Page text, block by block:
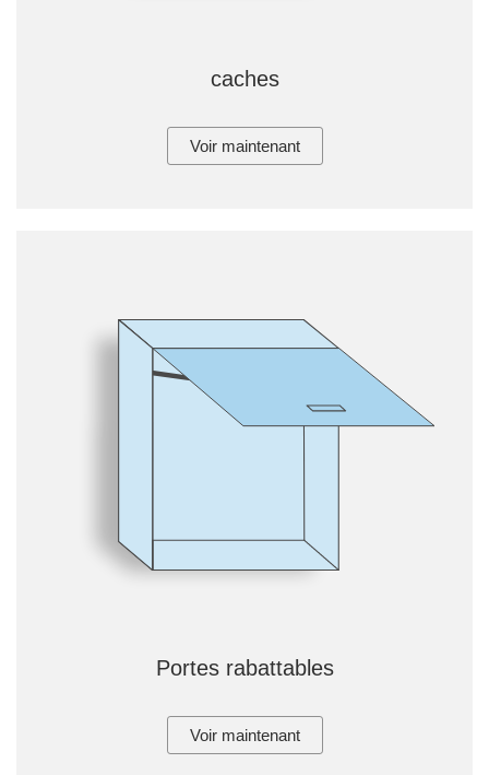
caches
Voir maintenant
Portes rabattables
Voir maintenant